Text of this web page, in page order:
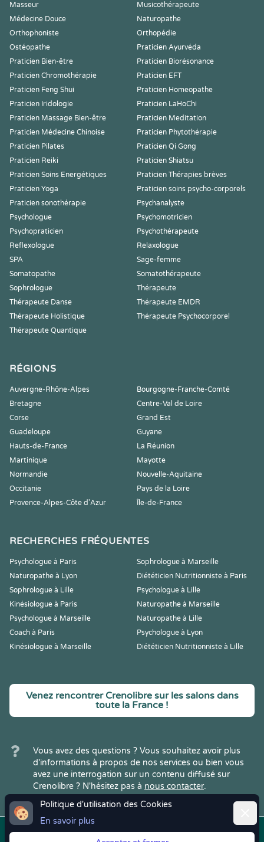
Politique d'utilisation des Cookies
En savoir plus
Masseur
Musicothérapeute
Médecine Douce
Naturopathe
Orthophoniste
Orthopédie
Ostéopathe
Praticien Ayurvéda
Praticien Bien-être
Praticien Biorésonance
Praticien Chromothérapie
Praticien EFT
Praticien Feng Shui
Praticien Homeopathe
Praticien Iridologie
Praticien LaHoChi
Praticien Massage Bien-être
Praticien Meditation
Praticien Médecine Chinoise
Praticien Phytothérapie
Praticien Pilates
Praticien Qi Gong
Praticien Reiki
Praticien Shiatsu
Praticien Soins Energétiques
Praticien Thérapies brèves
Praticien Yoga
Praticien soins psycho-corporels
Praticien sonothérapie
Psychanalyste
Psychologue
Psychomotricien
Psychopraticien
Psychothérapeute
Reflexologue
Relaxologue
SPA
Sage-femme
Somatopathe
Somatothérapeute
Sophrologue
Thérapeute
Thérapeute Danse
Thérapeute EMDR
Thérapeute Holistique
Thérapeute Psychocorporel
Thérapeute Quantique
RÉGIONS
Auvergne-Rhône-Alpes
Bourgogne-Franche-Comté
Bretagne
Centre-Val de Loire
Corse
Grand Est
Guadeloupe
Guyane
Hauts-de-France
La Réunion
Martinique
Mayotte
Normandie
Nouvelle-Aquitaine
Occitanie
Pays de la Loire
Provence-Alpes-Côte d'Azur
Île-de-France
RECHERCHES FRÉQUENTES
Psychologue à Paris
Sophrologue à Marseille
Naturopathe à Lyon
Diététicien Nutritionniste à Paris
Sophrologue à Lille
Psychologue à Lille
Kinésiologue à Paris
Naturopathe à Marseille
Psychologue à Marseille
Naturopathe à Lille
Coach à Paris
Psychologue à Lyon
Kinésiologue à Marseille
Diététicien Nutritionniste à Lille
Venez rencontrer Crenolibre sur les salons dans
toute la France !
Vous avez des questions ? Vous souhaitez avoir plus
d'informations à propos de nos services ou bien vous
avez une interrogation sur un contenu diffusé sur
Crenolibre ? N'hésitez pas à nous contacter.
Copyright © 2022Crenolibre, tous Mentions | CGV | RGPD